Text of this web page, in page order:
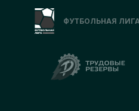
ФУТБОЛЬНАЯ